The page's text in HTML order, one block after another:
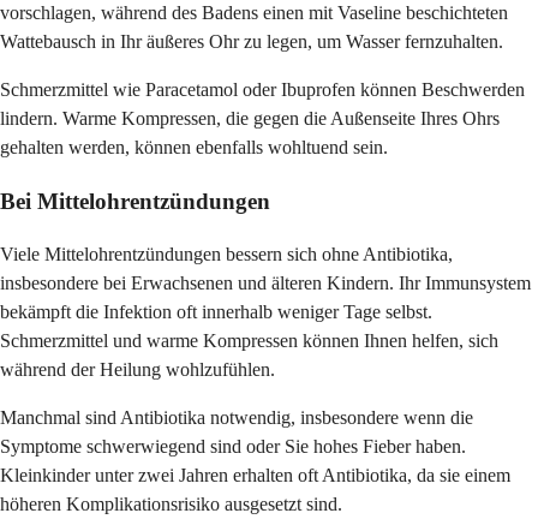
vorschlagen, während des Badens einen mit Vaseline beschichteten
Wattebausch in Ihr äußeres Ohr zu legen, um Wasser fernzuhalten.
Schmerzmittel wie Paracetamol oder Ibuprofen können Beschwerden
lindern. Warme Kompressen, die gegen die Außenseite Ihres Ohrs
gehalten werden, können ebenfalls wohltuend sein.
Bei Mittelohrentzündungen
Viele Mittelohrentzündungen bessern sich ohne Antibiotika,
insbesondere bei Erwachsenen und älteren Kindern. Ihr Immunsystem
bekämpft die Infektion oft innerhalb weniger Tage selbst.
Schmerzmittel und warme Kompressen können Ihnen helfen, sich
während der Heilung wohlzufühlen.
Manchmal sind Antibiotika notwendig, insbesondere wenn die
Symptome schwerwiegend sind oder Sie hohes Fieber haben.
Kleinkinder unter zwei Jahren erhalten oft Antibiotika, da sie einem
höheren Komplikationsrisiko ausgesetzt sind.